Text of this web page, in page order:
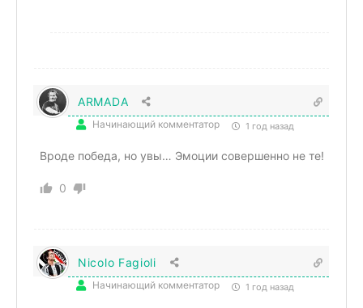
ARMADA
Начинающий комментатор 1 год назад
Вроде победа, но увы… Эмоции совершенно не те!
0
Nicolo Fagioli
Начинающий комментатор 1 год назад